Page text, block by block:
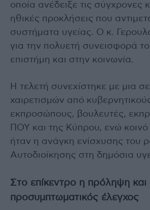
οποία ανέδειξε τις σύγχρονες
ηθικές προκλήσεις που
συστήματα υγείας. Ο κ.
για την πολυετή συνεισφορά
επιστήμη και στην κοινωνία.
Η τελετή συνεχίστηκε με μια
χαιρετισμών από
εκπροσώπους, βουλευτές,
ΠΟΥ και της Κύπρου, ενώ
ήταν η ανάγκη ενίσχυσης του
Αυτοδιοίκησης στη δημόσια
Στο επίκεντρο η πρόληψη και
προσυμπτωματικός έλεγχος